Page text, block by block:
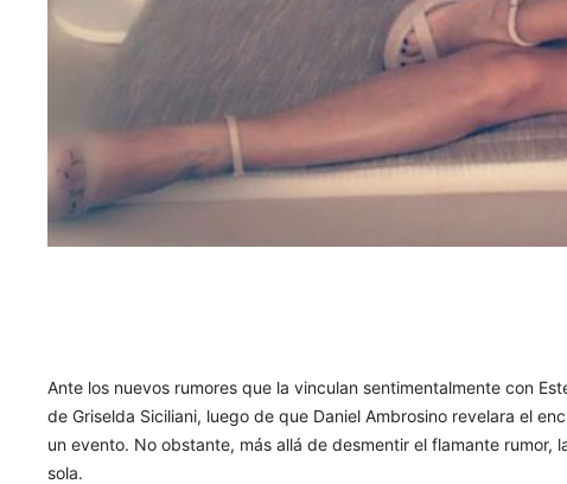
Ante los nuevos rumores que la vinculan sentimentalmente con
de Griselda Siciliani, luego de que Daniel Ambrosino revelara el
un evento. No obstante, más allá de desmentir el flamante rumor,
sola.